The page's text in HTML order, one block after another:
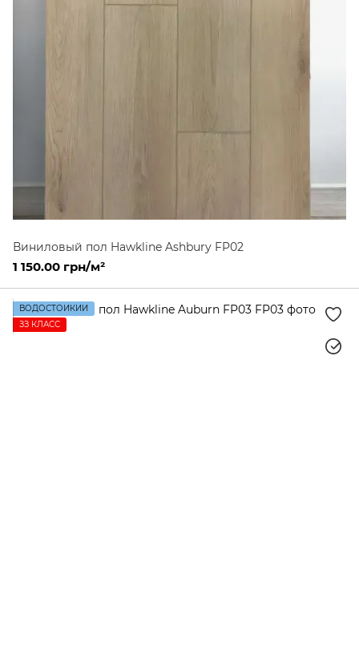
Виниловый пол Hawkline Ashbury FP02
1 150.00 грн/м²
ВОДОСТОЙКИЙ
ЗЗ КЛАСС